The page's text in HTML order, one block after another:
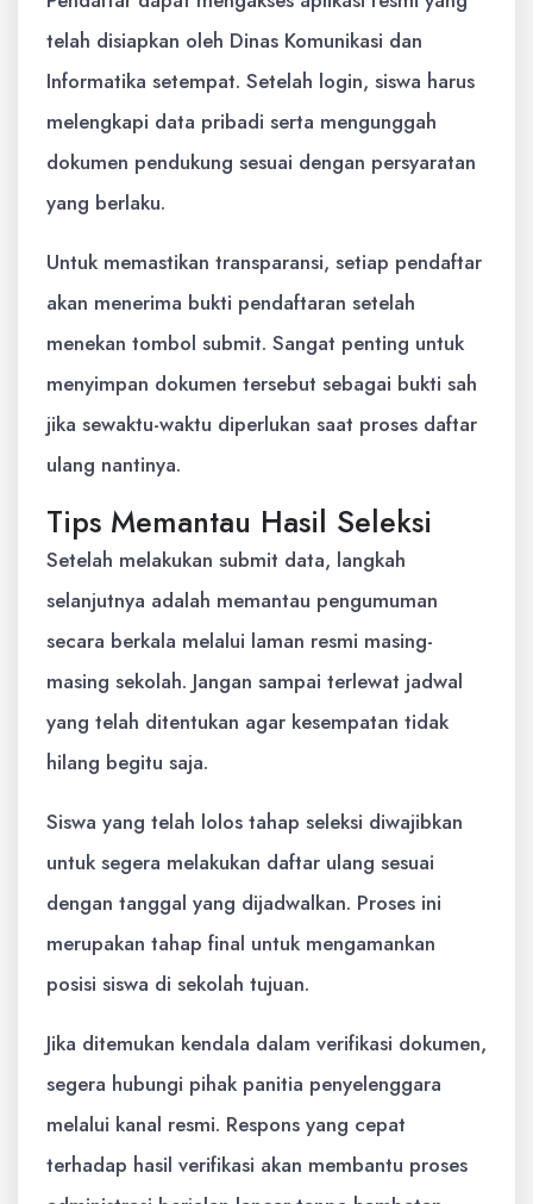
telah disiapkan oleh Dinas Komunikasi dan
Informatika setempat. Setelah login, siswa harus
melengkapi data pribadi serta mengunggah
dokumen pendukung sesuai dengan persyaratan
yang berlaku.
Untuk memastikan transparansi, setiap pendaftar
akan menerima bukti pendaftaran setelah
menekan tombol submit. Sangat penting untuk
menyimpan dokumen tersebut sebagai bukti sah
jika sewaktu-waktu diperlukan saat proses daftar
ulang nantinya.
Tips Memantau Hasil Seleksi
Setelah melakukan submit data, langkah
selanjutnya adalah memantau pengumuman
secara berkala melalui laman resmi masing-
masing sekolah. Jangan sampai terlewat jadwal
yang telah ditentukan agar kesempatan tidak
hilang begitu saja.
Siswa yang telah lolos tahap seleksi diwajibkan
untuk segera melakukan daftar ulang sesuai
dengan tanggal yang dijadwalkan. Proses ini
merupakan tahap final untuk mengamankan
posisi siswa di sekolah tujuan.
Jika ditemukan kendala dalam verifikasi dokumen,
segera hubungi pihak panitia penyelenggara
melalui kanal resmi. Respons yang cepat
terhadap hasil verifikasi akan membantu proses